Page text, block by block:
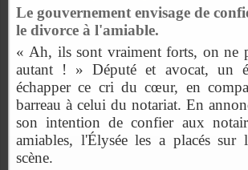
Le gouvernement envisage de
le divorce à l'amiable.
« Ah, ils sont vraiment forts, on ne
autant ! » Député et avocat, un
échapper ce cri du cœur, en
barreau à celui du notariat. En
son intention de confier aux
amiables, l'Élysée les a placés sur
scène.